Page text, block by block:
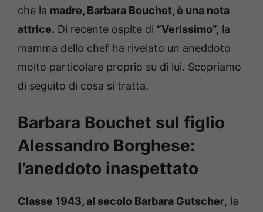
che la madre, Barbara Bouchet, è una nota
attrice. Di recente ospite di “Verissimo”, la
mamma dello chef ha rivelato un aneddoto
molto particolare proprio su di lui. Scopriamo
di seguito di cosa si tratta.
Barbara Bouchet sul figlio
Alessandro Borghese:
l’aneddoto inaspettato
Classe 1943, al secolo Barbara Gutscher, la